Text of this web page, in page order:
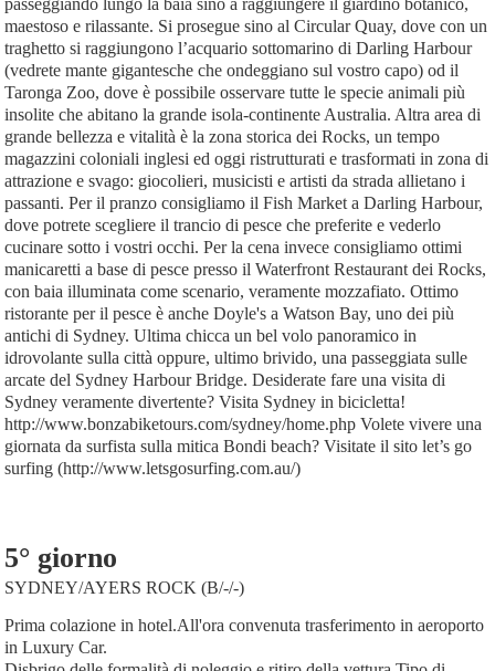
maestoso e rilassante. Si prosegue sino al Circular Quay, dove con un
traghetto si raggiungono l’acquario sottomarino di Darling Harbour
(vedrete mante gigantesche che ondeggiano sul vostro capo) od il
Taronga Zoo, dove è possibile osservare tutte le specie animali più
insolite che abitano la grande isola-continente Australia. Altra area di
grande bellezza e vitalità è la zona storica dei Rocks, un tempo
magazzini coloniali inglesi ed oggi ristrutturati e trasformati in zona di
attrazione e svago: giocolieri, musicisti e artisti da strada allietano i
passanti. Per il pranzo consigliamo il Fish Market a Darling Harbour,
dove potrete scegliere il trancio di pesce che preferite e vederlo
cucinare sotto i vostri occhi. Per la cena invece consigliamo ottimi
manicaretti a base di pesce presso il Waterfront Restaurant dei Rocks,
con baia illuminata come scenario, veramente mozzafiato. Ottimo
ristorante per il pesce è anche Doyle's a Watson Bay, uno dei più
antichi di Sydney. Ultima chicca un bel volo panoramico in
idrovolante sulla città oppure, ultimo brivido, una passeggiata sulle
arcate del Sydney Harbour Bridge. Desiderate fare una visita di
Sydney veramente divertente? Visita Sydney in bicicletta!
http://www.bonzabiketours.com/sydney/home.php Volete vivere una
giornata da surfista sulla mitica Bondi beach? Visitate il sito let’s go
surfing (http://www.letsgosurfing.com.au/)
5° giorno
SYDNEY/AYERS ROCK (B/-/-)
Prima colazione in hotel.All'ora convenuta trasferimento in aeroporto
in Luxury Car.